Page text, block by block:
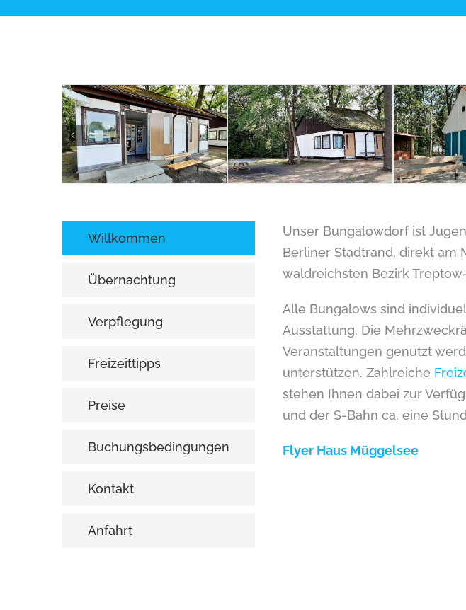
Willkommen
Übernachtung
Verpflegung
Freizeittipps
Preise
Buchungsbedingungen
Kontakt
Anfahrt
Unser Bungalowdorf ist
Berliner Stadtrand, direkt am
waldreichsten Bezirk
Alle Bungalows sind
Ausstattung. Die
Veranstaltungen genutzt
unterstützen. Zahlreiche
stehen Ihnen dabei zur
und der S-Bahn ca. eine
Flyer Haus Müggelsee